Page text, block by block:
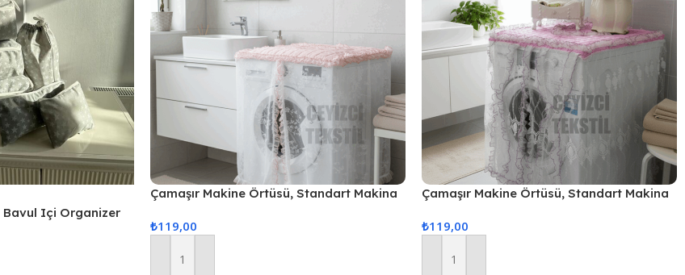
Bavul Içi Organizer
Çamaşır Makine Örtüsü, Standart Makina
₺119,00
Sepete Ekle
Çamaşır Makine Örtüsü, Standart Makina
₺119,00
Sepete Ekle